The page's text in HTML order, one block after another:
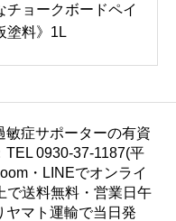
チョークボードペイ
塗料》1L
敏症サポーターの有資
0930-37-1187(平
・LINEでオンライ
送料無料・営業日午
ヤマト運輸で当日発